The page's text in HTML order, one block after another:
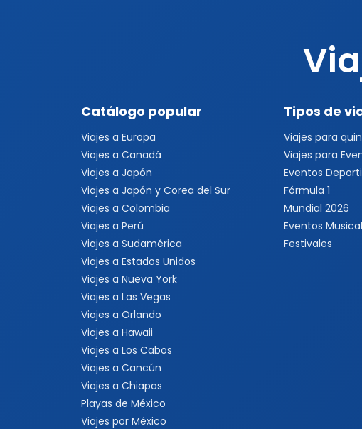
Catálogo popular
Viajes a Europa
Viajes a Canadá
Viajes a Japón
Viajes a Japón y Corea del Sur
Viajes a Colombia
Viajes a Perú
Viajes a Sudamérica
Viajes a Estados Unidos
Viajes a Nueva York
Viajes a Las Vegas
Viajes a Orlando
Viajes a Hawaii
Viajes a Los Cabos
Viajes a Cancún
Viajes a Chiapas
Playas de México
Viajes por México
Tipos de
Viajes para
Viajes para
Eventos
Fórmula 1
Mundial 2026
Eventos
Festivales